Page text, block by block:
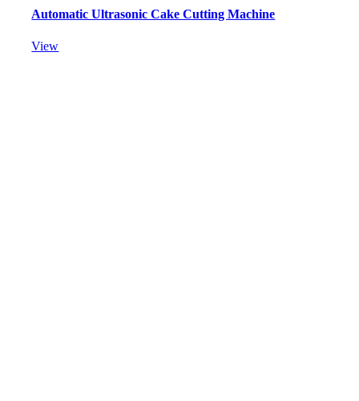
Automatic Ultrasonic Cake Cutting Machine
View